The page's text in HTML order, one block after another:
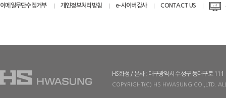
이메일무단수집거부 개인정보처리방침 e-사이버감사 CONTACT US
HS화성 / 본사 : 대구광역시 수성구 동대구로 111
COPYRIGHT(C) HS HWASUNG CO.,LTD.